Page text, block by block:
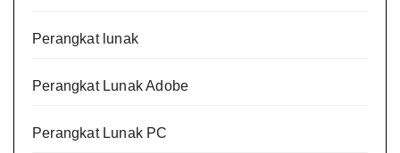
Perangkat lunak
Perangkat Lunak Adobe
Perangkat Lunak PC